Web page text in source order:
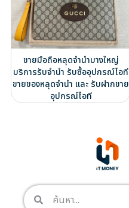
ขายมือถือหลุดจำนำบางใหญ่
บริการรับจำนำ รับซื้ออุปกรณ์ไอที
ขายของหลุดจำนำ และ รับฝากขาย
อุปกรณ์ไอที